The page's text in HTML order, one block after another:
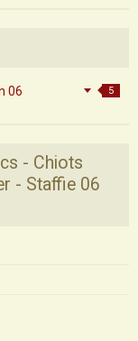
06 5
- Chiots
- Staffie 06